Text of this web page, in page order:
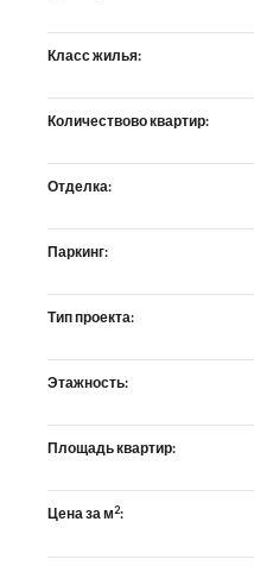
Класс жилья:
Количествово квартир:
Отделка:
Паркинг:
Тип проекта:
Этажность:
Площадь квартир:
Цена за м2: